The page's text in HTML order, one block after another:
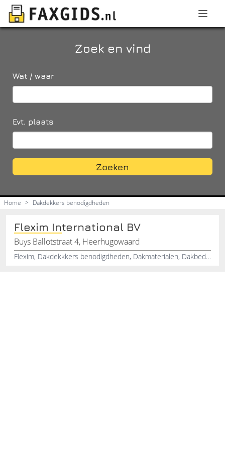
Zoek en vind
Wat / waar
Evt. plaats
Zoeken
Home > Dakdekkers benodigdheden
Flexim International BV
Buys Ballotstraat 4, Heerhugowaard
Flexim, Dakdekkkers benodigdheden, Dakmaterialen, Dakbedekkingen, Dakmortel